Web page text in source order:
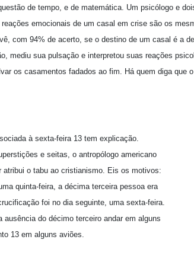
de tempo, e de matemática. Um psicólogo e
emocionais de um casal em crise são os
com 94% de acerto, se o destino de um casal é a
mediu sua pulsação e interpretou suas reações
os casamentos fadados ao fim. Há quem diga que
à sexta-feira 13 tem explicação.
e seitas, o antropólogo americano
atribui o tabu ao cristianismo. Eis os motivos:
quinta-feira, a décima terceira pessoa era
foi no dia seguinte, uma sexta-feira.
ausência do décimo terceiro andar em alguns
13 em alguns aviões.